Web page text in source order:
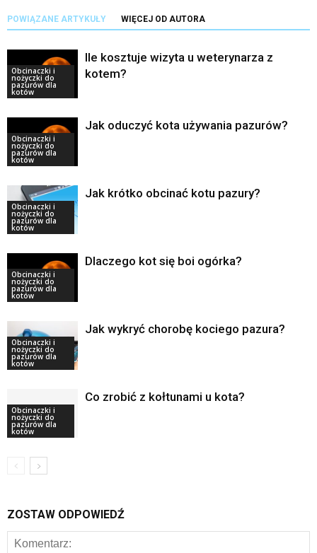
POWIĄZANE ARTYKUŁY WIĘCEJ OD AUTORA
Obcinaczki i
nożyczki do
pazurów dla
kotów
Ile kosztuje wizyta u weterynarza z
kotem?
Obcinaczki i
nożyczki do
pazurów dla
kotów
Jak oduczyć kota używania pazurów?
Obcinaczki i
nożyczki do
pazurów dla
kotów
Jak krótko obcinać kotu pazury?
Obcinaczki i
nożyczki do
pazurów dla
kotów
Dlaczego kot się boi ogórka?
Obcinaczki i
nożyczki do
pazurów dla
kotów
Jak wykryć chorobę kociego pazura?
Obcinaczki i
nożyczki do
pazurów dla
kotów
Co zrobić z kołtunami u kota?
ZOSTAW ODPOWIEDŹ